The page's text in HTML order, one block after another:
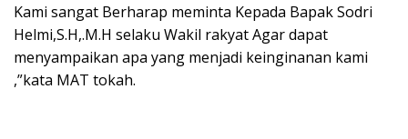
Kami sangat Berharap meminta Kepada Bapak Sodri
Helmi,S.H,.M.H selaku Wakil rakyat Agar dapat
menyampaikan apa yang menjadi keinginanan kami
,”kata MAT tokah.